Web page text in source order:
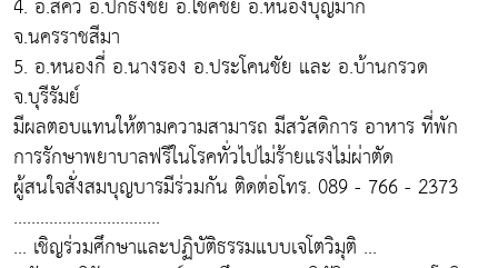
จ.นครราชสีมา
5. อ.หนองกี่ อ.นางรอง อ.ประโคนชัย และ อ.บ้านกรวด
จ.บุรีรัมย์
มีผลตอบแทนให้ตามความสามารถ มีสวัสดิการ อาหาร ที่พัก
การรักษาพยาบาลฟรีในโรคทั่วไปไม่ร้ายแรงไม่ผ่าตัด
ผู้สนใจสั่งสมบุญบารมีร่วมกัน ติดต่อโทร. 089 - 766 - 2373
.................................
... เชิญร่วมศึกษาและปฏิบัติธรรมแบบเจโตวิมุติ ...